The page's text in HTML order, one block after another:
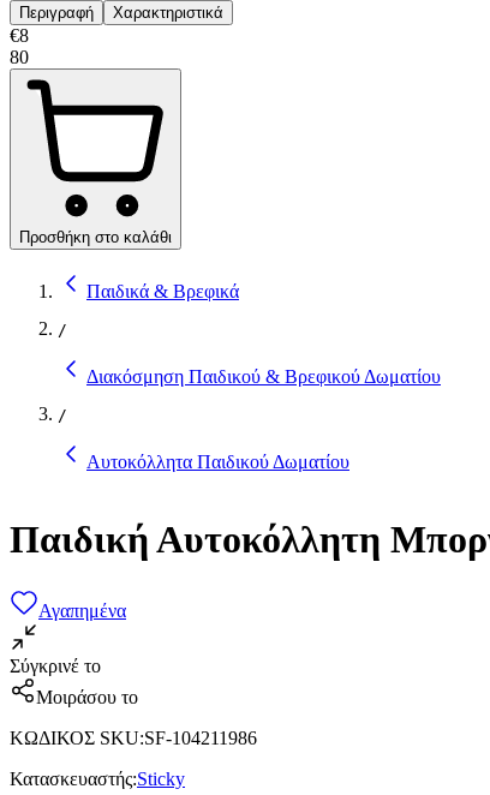
Περιγραφή Χαρακτηριστικά
€8
80
Προσθήκη στο καλάθι
Παιδικά & Βρεφικά
/
Διακόσμηση Παιδικού & Βρεφικού Δωματίου
/
Αυτοκόλλητα Παιδικού Δωματίου
Παιδική Αυτοκόλλητη
Αγαπημένα
Σύγκρινέ το
Μοιράσου το
ΚΩΔΙΚΟΣ SKU:SF-104211986
Κατασκευαστής:Sticky